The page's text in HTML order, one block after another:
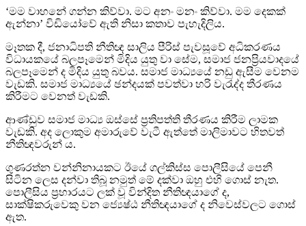
‘මම වාහනේ ගන්න කිව්වා. මට අනං මනං කිව්වා. මම දෙකක්
ඇන්නා’ විඩියෝවේ ඇති නිසා කතාව පැහැදිලිය.
මෑතක දී, ජනාධිපති නීතිඥ සාලිය පීරිස් පැවසූවේ අධිකරණය
විධායකයේ බලපෑමෙන් මිදිය යුතු වා සේම, සමාජ ජනප්‍රියවාදයේ
බලපෑමෙන් ද මිදිය යුතු බවය. සමාජ මාධ්‍යයේ නඩු ඇසීම වෙනම
වැඩකි. සමාජ මාධ්‍යයේ ඡන්දයක් පවත්වා හරි වැරැද්ද තීරණය
කිරීමට වෙනත් වැඩකි.
ආණ්ඩුව සමාජ මාධ්‍ය ඔස්සේ ප්‍රතිපත්ති තීරණය කිරීම ලාමක
වැඩකි. අද ලොකුම අමාරුවේ වැටී ඇත්තේ මාලිමාවට හිතවත්
නීතිඥවරුන් ය.
ගුණරත්න වන්නිනායකට ඊයේ ගල්කිස්ස පොලීසියේ පෙනී
සිටින ලෙස දන්වා තිබූ නමුත් මේ දක්වා ඔහු එහි ගොස් නැත.
පොලීසිය ප්‍රහාරයට ලක් වූ වින්දිත නීතිඥයාගේ ද,
සාක්ෂිකරුවෙකු වන ජ්‍යෙෂ්ඨ නීතිඥයාගේ ද නිවෙස්වලට ගොස්
ඇත.